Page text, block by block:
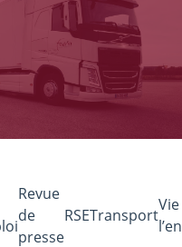
Revue
de
presse
RSETransport